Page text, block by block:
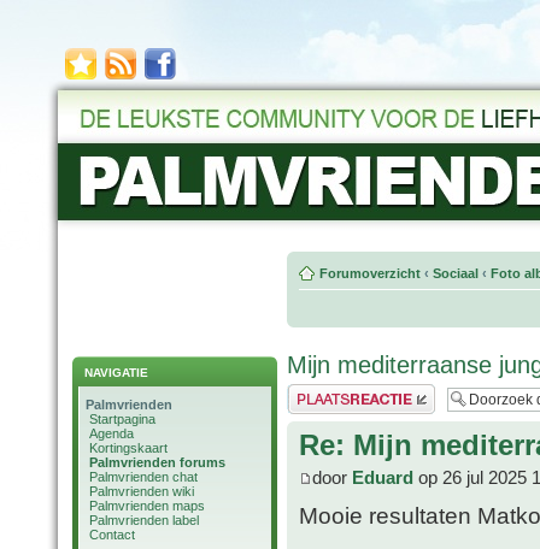
NAVIGATIE
Palmvrienden
Startpagina
Agenda
Kortingskaart
Palmvrienden forums
Palmvrienden chat
Palmvrienden wiki
Palmvrienden maps
Palmvrienden label
Contact
Forumoverzicht ‹ Sociaal ‹ Foto
Mijn mediterraanse
Plaats een reactie
Re: Mijn
door Eduard op 26 jul 2025
Mooie resultaten